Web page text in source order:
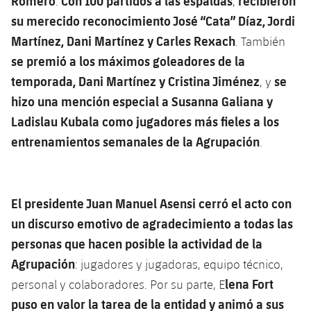
su merecido reconocimiento José “Cata” Díaz, Jordi
Martínez, Dani Martínez y Carles Rexach . También
se premió a los máximos goleadores de la
temporada, Dani Martínez y Cristina Jiménez, y se
hizo una mención especial a Susanna Galiana y
Ladislau Kubala como jugadores más fieles a los
entrenamientos semanales de la Agrupación
El presidente Juan Manuel Asensi cerró el acto con
un discurso emotivo de agradecimiento a todas las
personas que hacen posible la actividad de la
Agrupación: jugadores y jugadoras, equipo técnico,
personal y colaboradores. Por su parte, Elena Fort
puso en valor la tarea de la entidad y animó a sus